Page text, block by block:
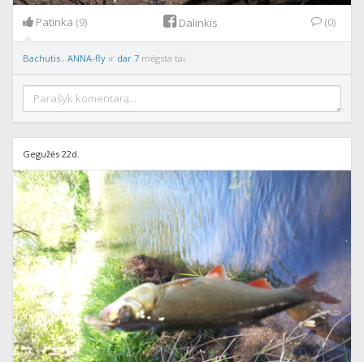
Patinka (9) Dalinkis (0)
Bachutis , ANNA-fly ir dar 7 mėgsta tai.
Gegužės 22d.